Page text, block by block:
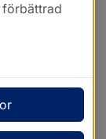
förbättrad